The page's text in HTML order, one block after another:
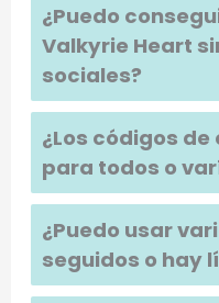
¿Puedo
Valkyrie Heart
sociales?
¿Los códigos
para todos o
¿Puedo usar
seguidos o hay